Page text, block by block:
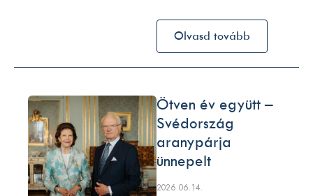
Olvasd tovább
Ötven év együtt –
Svédország
aranypárja
ünnepelt
2026.06.14.